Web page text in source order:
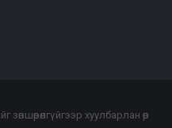
хуулбарлан өөр